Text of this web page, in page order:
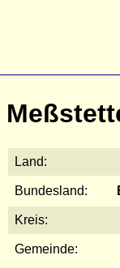
Land:
Bundesland:
Kreis:
Gemeinde: